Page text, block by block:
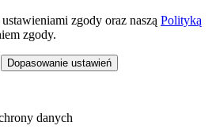
zgody oraz naszą Polityką
zgody.
Dopasowanie ustawień
danych